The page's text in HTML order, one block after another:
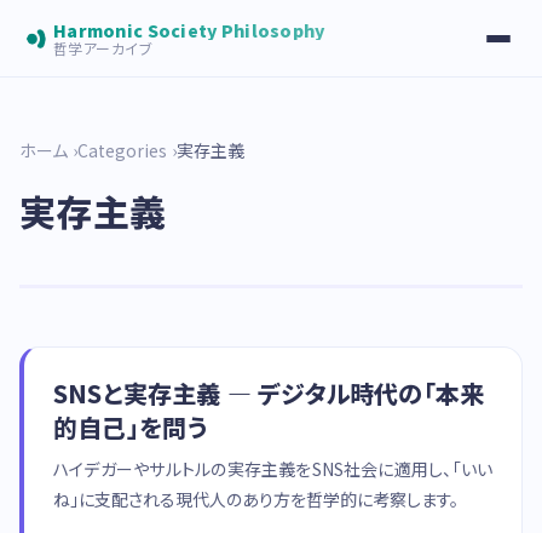
Harmonic Society Philosophy
哲学アーカイブ
ホーム Categories 実存主義
実存主義
SNSと実存主義 — デジタル時代の「本来
的自己」を問う
ハイデガーやサルトルの実存主義をSNS社会に適用し、「いい
ね」に支配される現代人のあり方を哲学的に考察します。